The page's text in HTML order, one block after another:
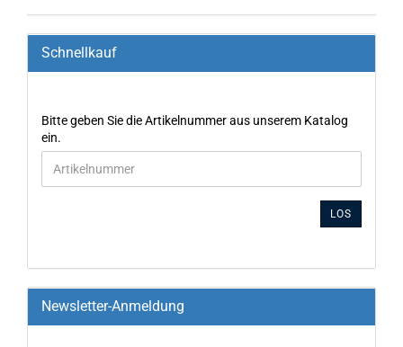
Schnellkauf
Bitte geben Sie die Artikelnummer aus unserem Katalog
ein.
LOS
Newsletter-Anmeldung